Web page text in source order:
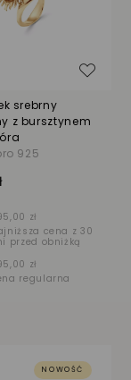
srebrny
z bursztynem
925
zł
cena z 30
przed obniżką
zł
regularna
NOWOŚĆ